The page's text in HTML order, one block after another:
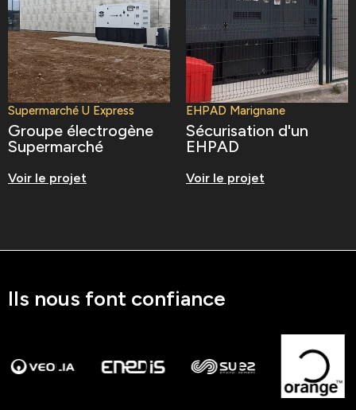
Supermarché U Express
Groupe électrogène
Supermarché
Voir le projet
EHPAD Marignane
Sécurisation d'un
EHPAD
Voir le projet
Ils nous font confiance